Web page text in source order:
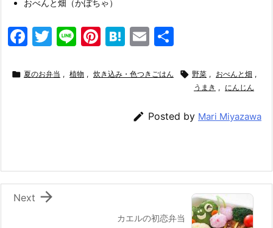
おべんと畑（かぼちゃ）
F
c
k
T
itt
Li
e
Pi
er
H
e
a
E
ai
 夏のお弁当 , 植物 , 炊き込み・色つきごはん  野菜 , おべんと畑 ,
うまき , にんじん
 Posted by Mari Miyazawa
カエルの初恋弁当

Next